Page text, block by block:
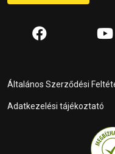
Általános Szerződési
Adatkezelési tájékoztató